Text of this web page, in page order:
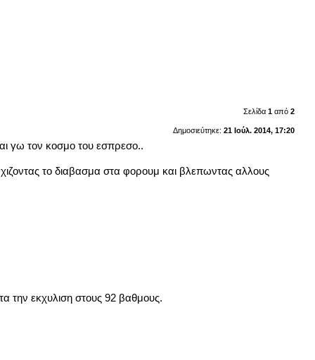
Σελίδα 1από 2
Δημοσιεύτηκε: 21 Ιούλ. 2014, 17:20
γω τον κοσμο του εσπρεσο..
το διαβασμα στα φορουμ και βλεπωντας αλλους
την εκχυλιση στους 92 βαθμους.